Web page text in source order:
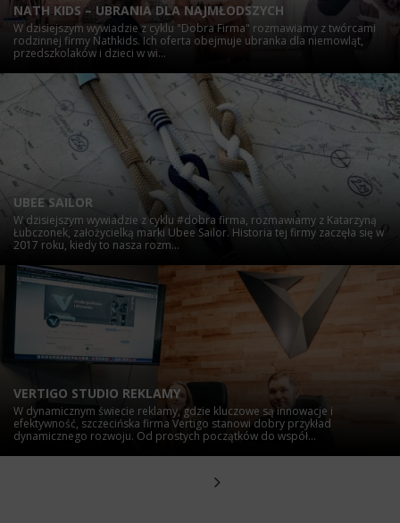
NATH KIDS – UBRANIA DLA NAJMŁODSZYCH
W dzisiejszym wywiadzie z cyklu "Dobra Firma" rozmawiamy z twórcami
rodzinnej firmy Nathkids. Ich oferta obejmuje ubranka dla niemowląt,
przedszkolaków i dzieci w wi...
UBEE SAILOR
W dzisiejszym wywiadzie z cyklu #dobra firma, rozmawiamy z Katarzyną
Łubczonek, założycielką marki Ubee Sailor. Historia tej firmy zaczęła się w
2017 roku, kiedy to nasza rozm...
VERTIGO STUDIO REKLAMY
W dynamicznym świecie reklamy, gdzie kluczowe są innowacje i
efektywność, szczecińska firma Vertigo stanowi dobry przykład
dynamicznego rozwoju. Od prostych początków do współ...